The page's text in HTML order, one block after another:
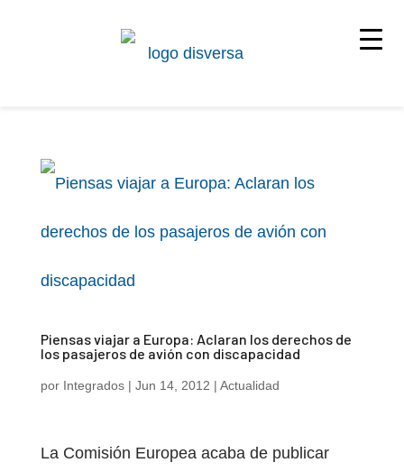
Piensas viajar a Europa: Aclaran los derechos de
los pasajeros de avión con discapacidad
por Integrados| Jun 14, 2012 | Actualidad
La Comisión Europea acaba de publicar